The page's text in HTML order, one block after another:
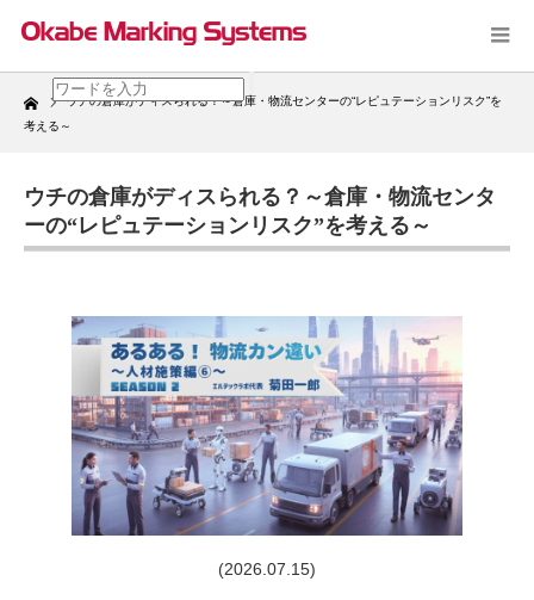
Home
ウチの倉庫がディスられる？～倉庫・物流センターの“レピュテーションリスク”を
考える～
ウチの倉庫がディスられる？～倉庫・物流センタ
ーの“レピュテーションリスク”を考える～
(2026.07.15)